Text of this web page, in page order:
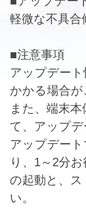
軽微な不具合
■注意事項
アップデー
かかる場合が
また、端末
て、アップ
アップデー
り、1～2分
の起動と、
い。